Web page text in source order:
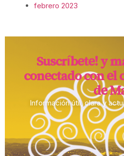
febrero 2023
Suscríbete! y
conectado con el
de
Información útil, clara y